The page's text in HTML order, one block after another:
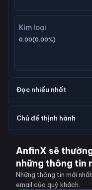
Kim loại
0.00(0.00%)
Đọc nhiều nhất
Chủ đề thịnh hành
AnfinX sẽ
những thông tin
Những thông tin mới
email của quý khách.